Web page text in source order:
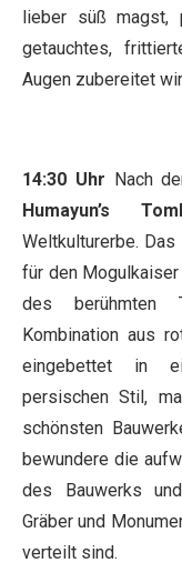
lieber süß magst,
getauchtes,
Augen zubereitet
14:30 Uhr Nach
Humayun’s
Weltkulturerbe.
für den
des berühmten
Kombination aus
eingebettet in
persischen Stil,
schönsten
bewundere die
des Bauwerks
Gräber und
verteilt sind.